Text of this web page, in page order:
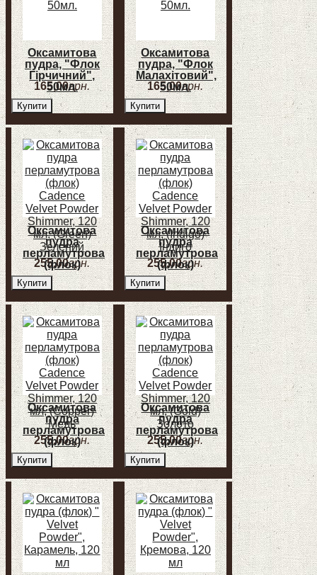
Оксамитова
пудра, "Флок
Гірчичний",
50мл.
165,00грн.
Купити
Оксамитова
пудра, "Флок
Малахітовий",
50мл.
165,00грн.
Купити
Оксамитова
пудра
перламутрова
(флок)
Cadence
Velvet Powder
мл, (Green)
Зелений
255,00грн.
Купити
Оксамитова
пудра
перламутрова
(флок)
Cadence
Velvet Powder
мл, (Indigo)
Індиго
255,00грн.
Купити
Оксамитова
пудра
перламутрова
(флок)
Cadence
Velvet Powder
мл, (Copper)
Медь
255,00грн.
Купити
Оксамитова
пудра
перламутрова
(флок)
Cadence
Velvet Powder
мл, (Gold)
Золото
255,00грн.
Купити